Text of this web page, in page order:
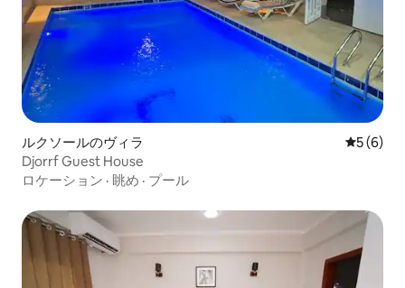
ルクソールのヴィラ レビュー
5 (6)
Djorrf Guest House
ロケーション · 眺め · プール